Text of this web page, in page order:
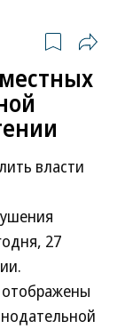
власти
27